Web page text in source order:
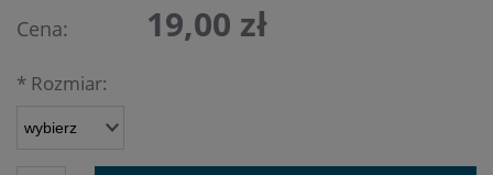
Cena: 19,00 zł
* Rozmiar: